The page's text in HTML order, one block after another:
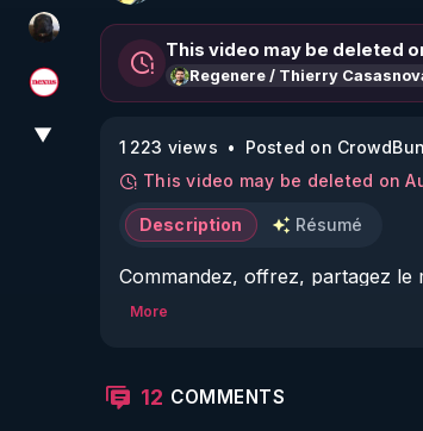
TrueMedia
Magazine Nexus
▼
This video may be deleted
Regenere / Thierry
1 223 views
Posted on
This video may be deleted on
Description Résumé
Commandez, offrez, partagez le
▶ https://boutique.magazine-
Premier volet d'une série de
More
12 COMMENTS